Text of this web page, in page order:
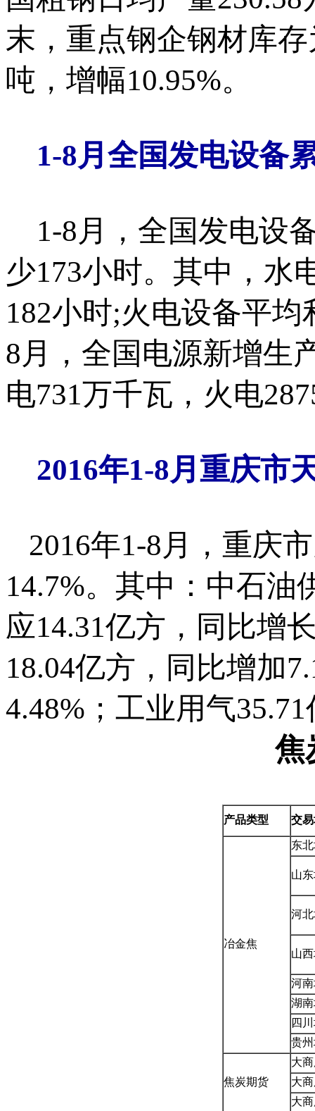
末，重点钢企钢材库
吨，增幅10.95%。
1-8月全国发电设备
1-8月，全国发电设
少173小时。其中，水
182小时;火电设备平
8月，全国电源新增生
电731万千瓦，火电
2016年1-8月重庆市
2016年1-8月，重庆
14.7%。其中：中石油
应14.31亿方，同比增
18.04亿方，同比增加
4.48%；工业用气
焦
产品类型 交
冶金焦
东
山
河
山
河
湖
四
贵
焦炭期货
大
大
大